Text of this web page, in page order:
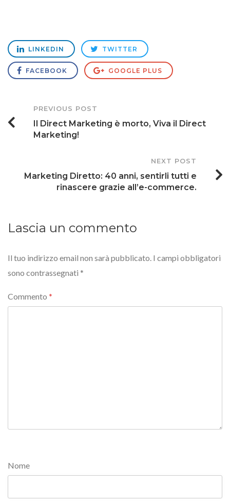
LINKEDIN TWITTER
FACEBOOK GOOGLE PLUS
Post
Navigation
PREVIOUS POST
Il Direct Marketing è morto, Viva il Direct
Marketing!
NEXT POST
Marketing Diretto: 40 anni, sentirli tutti e
rinascere grazie all’e-commerce.
Lascia un commento
Il tuo indirizzo email non sarà pubblicato. I campi obbligatori
sono contrassegnati *
Commento *
Nome